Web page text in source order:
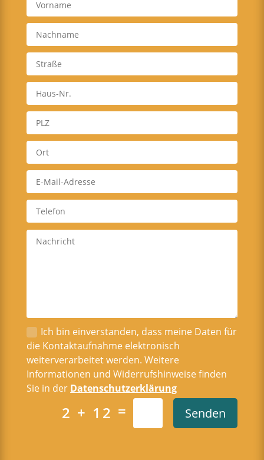
Ich bin einverstanden, dass meine Daten für
die Kontaktaufnahme elektronisch
weiterverarbeitet werden. Weitere
Informationen und Widerrufshinweise finden
Sie in der Datenschutzerklärung
2 + 12 = Senden